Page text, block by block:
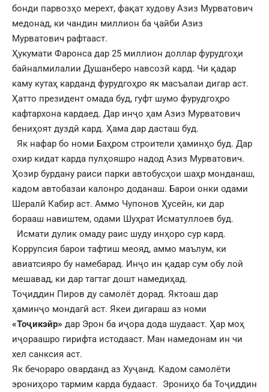
бонди парвозҳо мерехт, фақат худову Азиз Мурватович
медонад, ки чандин миллион ба ҷайби Азиз
Мурватович рафтааст.
Ҳукумати Фаронса дар 25 миллион доллар фурудгоҳи
байналмилалии Душанберо навсозӣ кард. Чи қадар
каму кутаҳ карданд фурудгоҳро як масъалаи дигар аст.
Ҳатто президент омада буд, гуфт шумо фурудгоҳро
кафтархона кардаед. Дар инҷо ҳам Азиз Мурватович
бениҳоят дуздӣ кард. Ҳама дар дасташ буд.
Як нафар бо номи Баҳром строители ҳаминҳо буд. Дар
охир кидат карда пулҳояшро надод Азиз Мурватович.
Ҳозир бурдану раиси парки автобусҳои шаҳр монданаш,
кадом автобазаи калонро доданаш. Барои онки одами
Шералӣ Кабир аст. Аммо Чупонов Ҳусейн, ки дар
борааш навиштем, одами Шуҳрат Исматуллоев буд.
Исмати дулик омаду раис шуду инҳоро сур кард.
Коррупсия барои тафтиш меояд, аммо маълум, ки
авиатсияро бу намебарад. Инҷо ин қадар сум обу лой
мешавад, ки дар тагтаг дошт намедиҳад.
Тоҷиддин Пиров ду самолёт дорад. Яктоаш дар
ҳаминҷо мондагӣ аст. Якеи дигараш аз номи
«Тоҷикэйр» дар Эрон ба иҷора дода шудааст. Ҳар моҳ
иҷораашро гирифта истодааст. Ман намедонам ин чи
хел санксия аст.
Як бечораро оварданд аз Хуҷанд. Кадом самолёти
эрониҳоро тармим карда будааст. Эрониҳо ба Тоҷиддин